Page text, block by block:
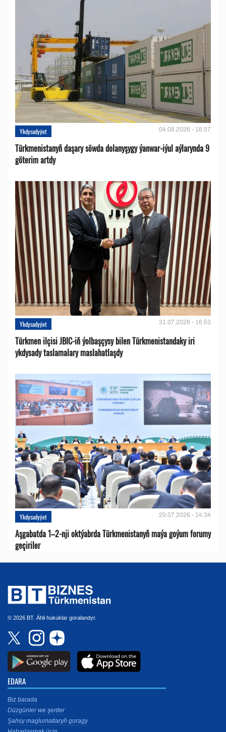
Ykdysadyýet 04.08.2026 - 16:57
Türkmenistanyň daşary söwda dolanyşygy ýanwar-iýul aýlarynda 9
göterim artdy
Ykdysadyýet 31.07.2026 - 16:53
Türkmen ilçisi JBIC-iň ýolbaşçysy bilen Türkmenistandaky iri
ykdysady taslamalary maslahatlaşdy
Ykdysadyýet 29.07.2026 - 14:34
Aşgabatda 1–2-nji oktýabrda Türkmenistanyň maýa goýum forumy
geçiriler
© 2026 BT. Ähli hukuklar goralandyr.
EDARA
Biz barada
Düzgünler we şertler
Şahsy maglumatlaryň goragy